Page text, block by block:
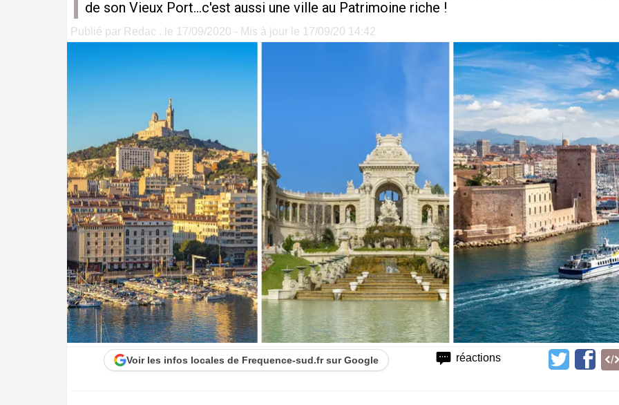
de son Vieux Port...c'est aussi une ville au Patrimoine riche !
Publié par Redac . le 17/09/2020 - Mis à jour le 17/09/20 14:42
réactions
Voir les infos locales de Frequence-sud.fr sur Google